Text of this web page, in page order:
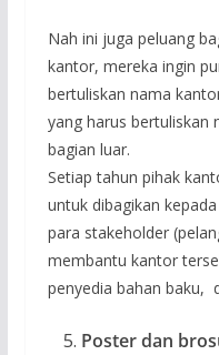
Nah ini juga peluang
kantor, mereka ingin
bertuliskan nama
yang harus bertuliskan
bagian luar.
Setiap tahun pihak
untuk dibagikan
para stakeholder
membantu kantor
penyedia bahan baku,
Poster dan